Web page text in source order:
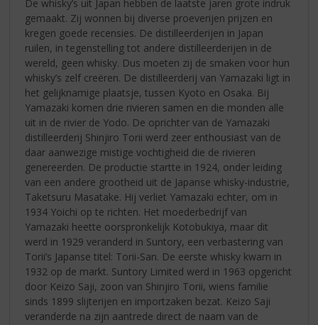
De whisky’s uit Japan hebben de laatste jaren grote indruk
gemaakt. Zij wonnen bij diverse proeverijen prijzen en
kregen goede recensies. De distilleerderijen in Japan
ruilen, in tegenstelling tot andere distilleerderijen in de
wereld, geen whisky. Dus moeten zij de smaken voor hun
whisky’s zelf creëren. De distilleerderij van Yamazaki ligt in
het gelijknamige plaatsje, tussen Kyoto en Osaka. Bij
Yamazaki komen drie rivieren samen en die monden alle
uit in de rivier de Yodo. De oprichter van de Yamazaki
distilleerderij Shinjiro Torii werd zeer enthousiast van de
daar aanwezige mistige vochtigheid die de rivieren
genereerden. De productie startte in 1924, onder leiding
van een andere grootheid uit de Japanse whisky-industrie,
Taketsuru Masatake. Hij verliet Yamazaki echter, om in
1934 Yoichi op te richten. Het moederbedrijf van
Yamazaki heette oorspronkelijk Kotobukiya, maar dit
werd in 1929 veranderd in Suntory, een verbastering van
Torii’s Japanse titel: Torii-San. De eerste whisky kwam in
1932 op de markt. Suntory Limited werd in 1963 opgericht
door Keizo Saji, zoon van Shinjiro Torii, wiens familie
sinds 1899 slijterijen en importzaken bezat. Keizo Saji
veranderde na zijn aantrede direct de naam van de